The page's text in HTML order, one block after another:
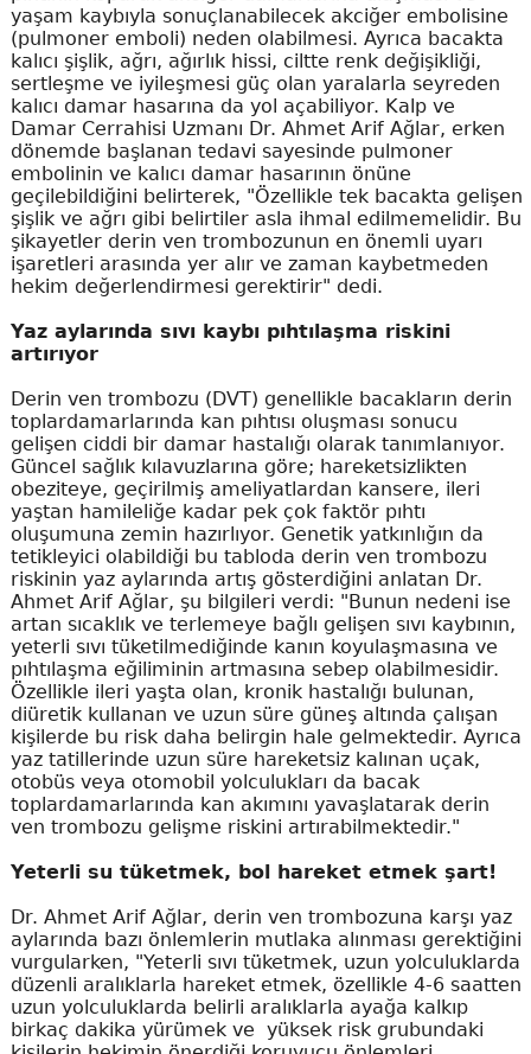
yaşam kaybıyla sonuçlanabilecek akciğer embolisine
(pulmoner emboli) neden olabilmesi. Ayrıca bacakta
kalıcı şişlik, ağrı, ağırlık hissi, ciltte renk değişikliği,
sertleşme ve iyileşmesi güç olan yaralarla seyreden
kalıcı damar hasarına da yol açabiliyor. Kalp ve
Damar Cerrahisi Uzmanı Dr. Ahmet Arif Ağlar, erken
dönemde başlanan tedavi sayesinde pulmoner
embolinin ve kalıcı damar hasarının önüne
geçilebildiğini belirterek, "Özellikle tek bacakta gelişen
şişlik ve ağrı gibi belirtiler asla ihmal edilmemelidir. Bu
şikayetler derin ven trombozunun en önemli uyarı
işaretleri arasında yer alır ve zaman kaybetmeden
hekim değerlendirmesi gerektirir" dedi.
Yaz aylarında sıvı kaybı pıhtılaşma riskini
artırıyor
Derin ven trombozu (DVT) genellikle bacakların derin
toplardamarlarında kan pıhtısı oluşması sonucu
gelişen ciddi bir damar hastalığı olarak tanımlanıyor.
Güncel sağlık kılavuzlarına göre; hareketsizlikten
obeziteye, geçirilmiş ameliyatlardan kansere, ileri
yaştan hamileliğe kadar pek çok faktör pıhtı
oluşumuna zemin hazırlıyor. Genetik yatkınlığın da
tetikleyici olabildiği bu tabloda derin ven trombozu
riskinin yaz aylarında artış gösterdiğini anlatan Dr.
Ahmet Arif Ağlar, şu bilgileri verdi: "Bunun nedeni ise
artan sıcaklık ve terlemeye bağlı gelişen sıvı kaybının,
yeterli sıvı tüketilmediğinde kanın koyulaşmasına ve
pıhtılaşma eğiliminin artmasına sebep olabilmesidir.
Özellikle ileri yaşta olan, kronik hastalığı bulunan,
diüretik kullanan ve uzun süre güneş altında çalışan
kişilerde bu risk daha belirgin hale gelmektedir. Ayrıca
yaz tatillerinde uzun süre hareketsiz kalınan uçak,
otobüs veya otomobil yolculukları da bacak
toplardamarlarında kan akımını yavaşlatarak derin
ven trombozu gelişme riskini artırabilmektedir."
Yeterli su tüketmek, bol hareket etmek şart!
Dr. Ahmet Arif Ağlar, derin ven trombozuna karşı yaz
aylarında bazı önlemlerin mutlaka alınması gerektiğini
vurgularken, "Yeterli sıvı tüketmek, uzun yolculuklarda
düzenli aralıklarla hareket etmek, özellikle 4-6 saatten
uzun yolculuklarda belirli aralıklarla ayağa kalkıp
birkaç dakika yürümek ve yüksek risk grubundaki